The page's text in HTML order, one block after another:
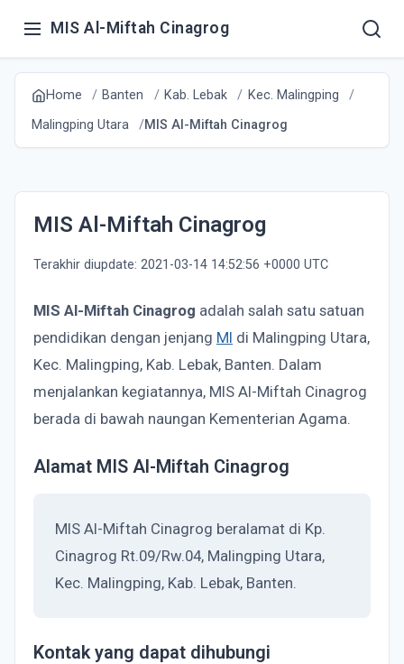
MIS Al-Miftah Cinagrog
Home Banten Kab. Lebak
Kec. Malingping
Malingping Utara
MIS Al-Miftah Cinagrog
MIS Al-Miftah Cinagrog
Terakhir diupdate: 2021-03-14 14:52:56 +0000 UTC
MIS Al-Miftah Cinagrog adalah salah satu satuan
pendidikan dengan jenjang MI di Malingping Utara,
Kec. Malingping, Kab. Lebak, Banten. Dalam
menjalankan kegiatannya, MIS Al-Miftah Cinagrog
berada di bawah naungan Kementerian Agama.
Alamat MIS Al-Miftah Cinagrog
MIS Al-Miftah Cinagrog beralamat di Kp.
Cinagrog Rt.09/Rw.04, Malingping Utara,
Kec. Malingping, Kab. Lebak, Banten.
Kontak yang dapat dihubungi